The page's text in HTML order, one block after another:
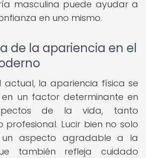
masculina puede ayudar a
en uno mismo.
de la apariencia en el
actual, la apariencia física se
un factor determinante en
de la vida, tanto
profesional. Lucir bien no solo
un aspecto agradable a la
también refleja cuidado